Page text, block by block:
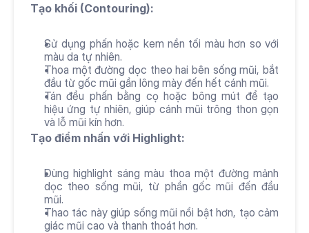
Tạo khối (Contouring):
Sử dụng phấn hoặc kem nền tối màu hơn so với
màu da tự nhiên.
Thoa một đường dọc theo hai bên sống mũi, bắt
đầu từ gốc mũi gần lông mày đến hết cánh mũi.
Tán đều phấn bằng cọ hoặc bông mút để tạo
hiệu ứng tự nhiên, giúp cánh mũi trông thon gọn
và lỗ mũi kín hơn.
Tạo điểm nhấn với Highlight:
Dùng highlight sáng màu thoa một đường mảnh
dọc theo sống mũi, từ phần gốc mũi đến đầu
mũi.
Thao tác này giúp sống mũi nổi bật hơn, tạo cảm
giác mũi cao và thanh thoát hơn.